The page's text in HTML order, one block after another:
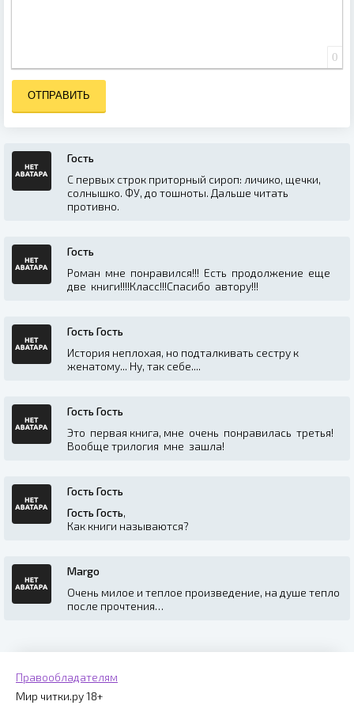
0
ОТПРАВИТЬ
Гость
С первых строк приторный сироп: личико, щечки,
солнышко. ФУ, до тошноты. Дальше читать
противно.
Гость
Роман мне понравился!!! Есть продолжение еще
две книги!!!!Класс!!!Спасибо автору!!!
Гость Гость
История неплохая, но подталкивать сестру к
женатому... Ну, так себе....
Гость Гость
Это первая книга, мне очень понравилась третья!
Вообще трилогия мне зашла!
Гость Гость
Гость Гость,
Как книги называются?
Margo
Очень милое и теплое произведение, на душе тепло
после прочтения…
Правообладателям
Мир читки.ру 18+